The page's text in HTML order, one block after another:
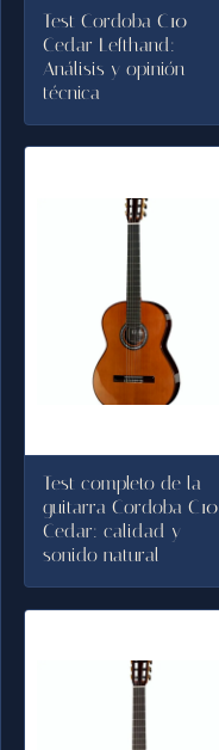
Test Cordoba C10
Cedar Lefthand:
Análisis y opinión
técnica
Test completo de la
guitarra Cordoba C10
Cedar: calidad y
sonido natural